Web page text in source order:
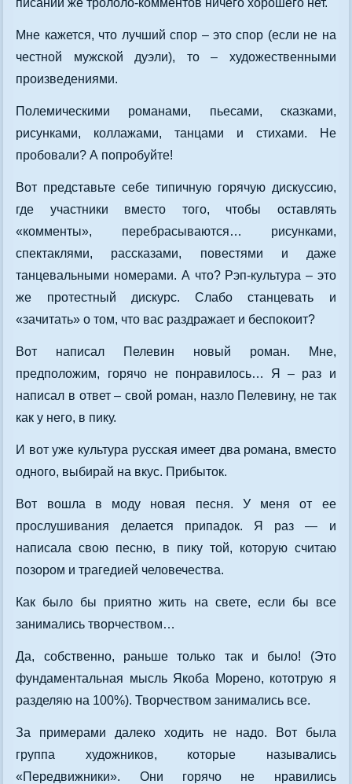
писании же трололо-комментов ничего хорошего нет.
Мне кажется, что лучший спор – это спор (если не на
честной мужской дуэли), то – художественными
произведениями.
Полемическими романами, пьесами, сказками,
рисунками, коллажами, танцами и стихами. Не
пробовали? А попробуйте!
Вот представьте себе типичную горячую дискуссию,
где участники вместо того, чтобы оставлять
«комменты», перебрасываются… рисунками,
спектаклями, рассказами, повестями и даже
танцевальными номерами. А что? Рэп-культура – это
же протестный дискурс. Слабо станцевать и
«зачитать» о том, что вас раздражает и беспокоит?
Вот написал Пелевин новый роман. Мне,
предположим, горячо не понравилось… Я – раз и
написал в ответ – свой роман, назло Пелевину, не так
как у него, в пику.
И вот уже культура русская имеет два романа, вместо
одного, выбирай на вкус. Прибыток.
Вот вошла в моду новая песня. У меня от ее
прослушивания делается припадок. Я раз — и
написала свою песню, в пику той, которую считаю
позором и трагедией человечества.
Как было бы приятно жить на свете, если бы все
занимались творчеством…
Да, собственно, раньше только так и было! (Это
фундаментальная мысль Якоба Морено, кототрую я
разделяю на 100%). Творчеством занимались все.
За примерами далеко ходить не надо. Вот была
группа художников, которые назывались
«Передвижники». Они горячо не нравились